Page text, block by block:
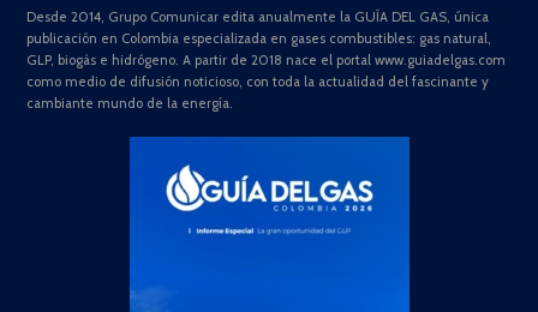
Desde 2014, Grupo Comunicar edita anualmente la GUÍA DEL GAS, única
publicación en Colombia especializada en gases combustibles: gas natural,
GLP, biogás e hidrógeno. A partir de 2018 nace el portal www.guiadelgas.com
como medio de difusión noticioso, con toda la actualidad del fascinante y
cambiante mundo de la energía.